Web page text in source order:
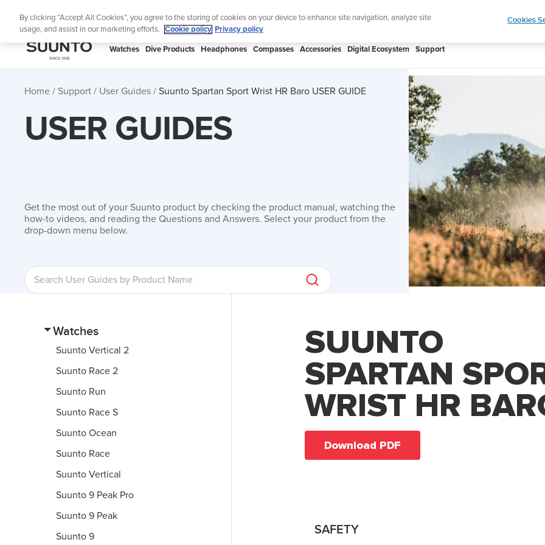
Lightweight sports watch designed for runners Shop
SUUNTO
Watches Dive Products Headphones Compasses Accessories Digital Ecosystem Support
Home Support User Guides Suunto Spartan Sport Wrist HR Baro USER GUIDE
USER GUIDES
Get the most out of your Suunto product by checking the product manual, watching the
how-to videos, and reading the Questions and Answers. Select your product from the
drop-down menu below.
Watches
Suunto Vertical 2
Suunto Race 2
Suunto Run
Suunto Race S
Suunto Ocean
Suunto Race
Suunto Vertical
Suunto 9 Peak Pro
Suunto 9 Peak
Suunto 9
SUUNTO
SPARTAN
WRIST HR
Download PDF
SAFETY
By clicking “Accept All Cookies”, you agree to the storing of cookies on your device to enhance site navigation, analyze site
usage, and assist in our marketing efforts.
Cookie policy Privacy policy
Cookies